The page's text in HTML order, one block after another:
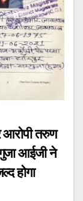
आरोपी तरुण
आईजी ने
होगा